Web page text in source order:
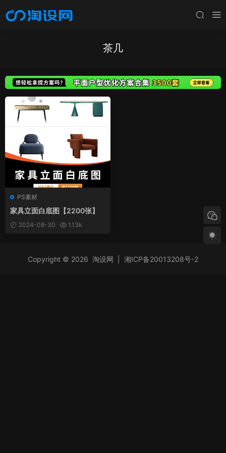
茶几
PS素材
家具立面白底图【2200张】
2024-08-30 1.13k
Copyright © 2026 淘设网 湘ICP备20013208号-2